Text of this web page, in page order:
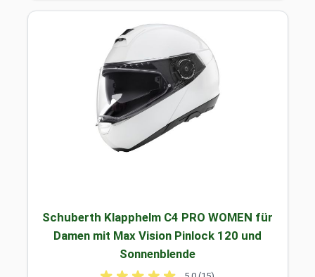
Schuberth Klapphelm C4 PRO WOMEN für
Damen mit Max Vision Pinlock 120 und
Sonnenblende